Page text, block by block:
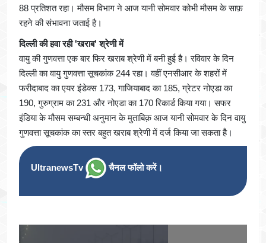
88 प्रतिशत रहा। मौसम विभाग ने आज यानी सोमवार कोभी मौसम के साफ़
रहने की संभावना जताई है।
दिल्ली की हवा रही 'खराब' श्रेणी में
वायु की गुणवत्ता एक बार फिर खराब श्रेणी में बनी हुई है। रविवार के दिन
दिल्ली का वायु गुणवत्ता सूचकांक 244 रहा। वहीं एनसीआर के शहरों में
फरीदाबाद का एयर इंडेक्स 173, गाजियाबाद का 185, ग्रेटर नोएडा का
190, गुरुग्राम का 231 और नोएडा का 170 रिकार्ड किया गया। सफर
इंडिया के मौसम सम्बन्धी अनुमान के मुताबिक़ आज यानी सोमवार के दिन वायु
गुणवत्ता सूचकांक का स्तर बहुत खराब श्रेणी में दर्ज किया जा सकता है।
UltranewsTv चैनल फॉलो करें।